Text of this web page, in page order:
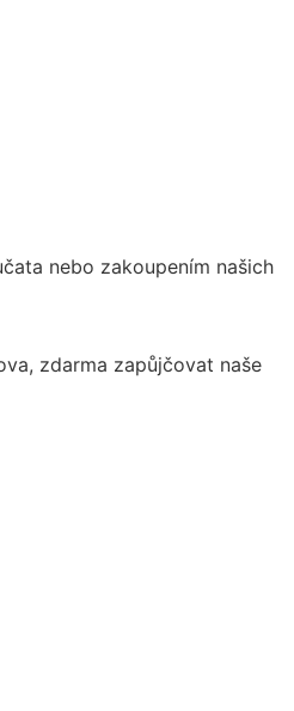
nebo zakoupením našich
zdarma zapůjčovat naše